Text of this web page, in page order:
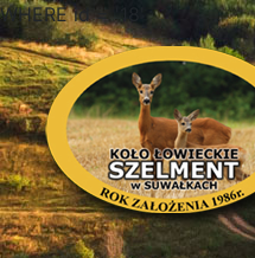
WHERE id = '18'